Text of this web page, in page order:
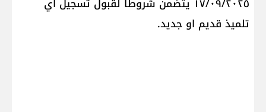
تلميذ قديم او جديد.